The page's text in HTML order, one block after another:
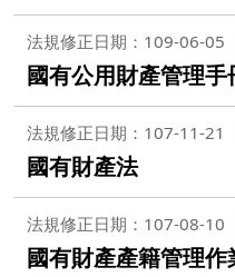
法規修正日期：109-06-05
國有公用財產管理手
法規修正日期：107-11-21
國有財產法
法規修正日期：107-08-10
國有財產產籍管理作